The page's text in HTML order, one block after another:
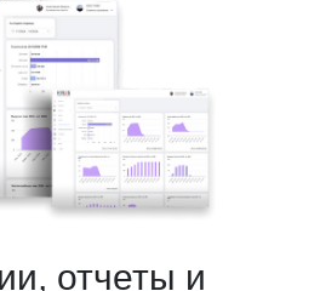
отчеты и